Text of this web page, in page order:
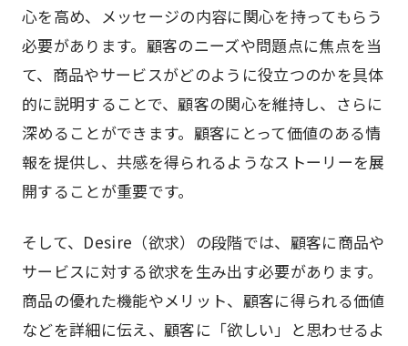
心を高め、メッセージの内容に関心を持ってもらう
必要があります。顧客のニーズや問題点に焦点を当
て、商品やサービスがどのように役立つのかを具体
的に説明することで、顧客の関心を維持し、さらに
深めることができます。顧客にとって価値のある情
報を提供し、共感を得られるようなストーリーを展
開することが重要です。
そして、Desire（欲求）の段階では、顧客に商品や
サービスに対する欲求を生み出す必要があります。
商品の優れた機能やメリット、顧客に得られる価値
などを詳細に伝え、顧客に「欲しい」と思わせるよ